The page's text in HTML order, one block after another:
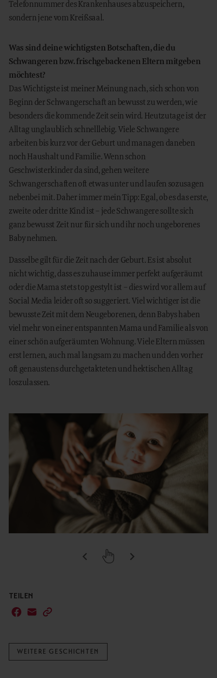
Telefonnummer des Krankenhauses abzuspeichern,
sondern jene vom Kreißsaal.
Was sind deine wichtigsten Botschaften, die du
Schwangeren bzw. frischgebackenen Eltern mitgeben
möchtest?
Das Wichtigste ist meiner Meinung nach, sich schon von
Beginn der Schwangerschaft an bewusst zu werden, wie
besonders die kommende Zeit sein wird. Heutzutage ist der
Alltag unglaublich schnelllebig. Viele Schwangere
arbeiten bis kurz vor der Geburt und managen daneben
noch Haushalt und Familie. Wenn schon
Geschwisterkinder da sind, gehen weitere
Schwangerschaften oft etwas unter und laufen sozusagen
nebenbei mit. Daher immer mein Tipp: Egal, ob es das erste,
zweite oder dritte Kind ist – jede Schwangere sollte sich
ganz bewusst Zeit nur für sich und ihr noch ungeborenes
Baby nehmen.
Dasselbe gilt für die Zeit nach der Geburt. Es ist absolut
nicht wichtig, dass es zuhause immer perfekt aufgeräumt
oder die Mama stets top gestylt ist – dies wird vor allem auf
Social Media leider oft so suggeriert. Viel wichtiger ist die
bewusste Zeit mit dem Neugeborenen, denn Babys haben
viel mehr von einer entspannten Mama und Familie als von
einer schön aufgeräumten Wohnung. Viele Eltern müssen
erst lernen, auch mal langsam zu machen und den vorher
oft genaustens durchgetakteten und hektischen Alltag
loszulassen.
TEILEN
WEITERE GESCHICHTEN